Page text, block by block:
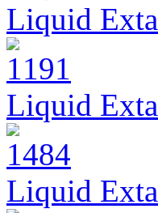
Liquid
Liquid
Liquid